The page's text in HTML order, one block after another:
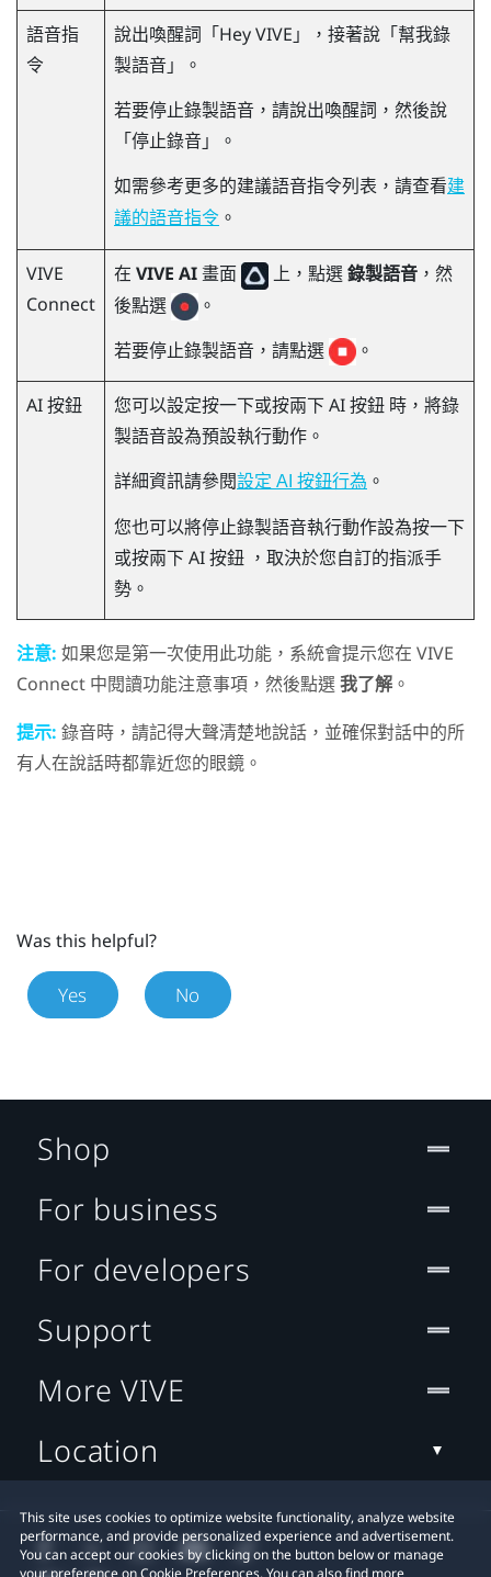
語音指
令
說出喚醒詞「Hey VIVE」，接著說「幫我錄
製語音」。
若要停止錄製語音，請說出喚醒詞，然後說
「停止錄音」。
如需參考更多的建議語音指令列表，請查看建
議的語音指令 。
VIVE
Connect
在 VIVE AI畫面 上，點選錄製語音 ，然
後點選
。
若要停止錄製語音，請點選
。
AI 按鈕 您可以設定按一下或按兩下AI 按鈕 時，將錄
製語音設為預設執行動作。
詳細資訊請參閱設定 AI 按鈕行為 。
您也可以將停止錄製語音執行動作設為按一下
或按兩下AI 按鈕 ，取決於您自訂的指派手
勢。
注意: 如果您是第一次使用此功能，系統會提示您在 VIVE
Connect 中閱讀功能注意事項，然後點選我了解 。
提示: 錄音時，請記得大聲清楚地說話，並確保對話中的所
有人在說話時都靠近您的眼鏡。
Was this helpful?
Yes No
This site uses cookies to optimize website functionality, analyze website
performance, and provide personalized experience and advertisement.
You can accept our cookies by clicking on the button below or manage
your preference on Cookie Preferences. You can also find more
Shop
For business
For developers
Support
More VIVE
Location